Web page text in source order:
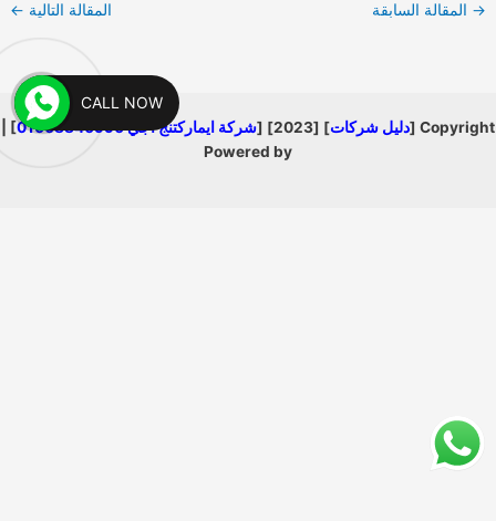
→ المقالة السابقة المقالة التالية ←
Copyright [ دليل شركات] [2023] [ شركة ايماركتنج اجي 01008840990
] |
Powered by
CALL NOW